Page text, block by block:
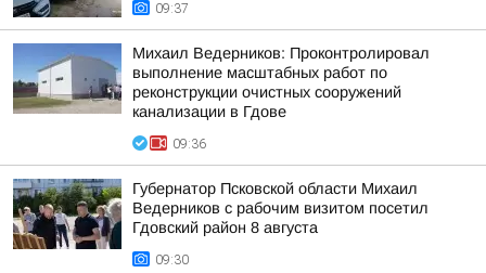
09:37
Михаил Ведерников: Проконтролировал
выполнение масштабных работ по
реконструкции очистных сооружений
канализации в Гдове
09:36
Губернатор Псковской области Михаил
Ведерников с рабочим визитом посетил
Гдовский район 8 августа
09:30